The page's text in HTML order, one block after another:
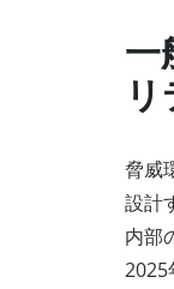
一
脅威
設計
内部
2025